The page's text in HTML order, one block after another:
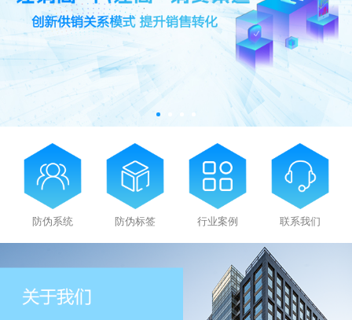
防伪系统 防伪标签 行业案例 联系我们